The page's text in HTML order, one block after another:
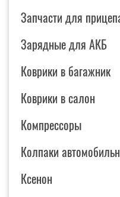
Запчасти для
Зарядные для АКБ
Коврики в багажник
Коврики в салон
Компрессоры
Колпаки
Ксенон